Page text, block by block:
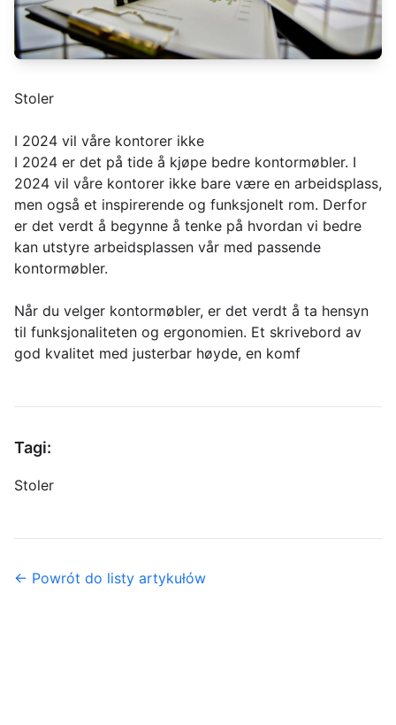
Stoler
I 2024 vil våre kontorer ikke
I 2024 er det på tide å kjøpe bedre kontormøbler. I
2024 vil våre kontorer ikke bare være en arbeidsplass,
men også et inspirerende og funksjonelt rom. Derfor
er det verdt å begynne å tenke på hvordan vi bedre
kan utstyre arbeidsplassen vår med passende
kontormøbler.
Når du velger kontormøbler, er det verdt å ta hensyn
til funksjonaliteten og ergonomien. Et skrivebord av
god kvalitet med justerbar høyde, en komf
Tagi:
Stoler
← Powrót do listy artykułów